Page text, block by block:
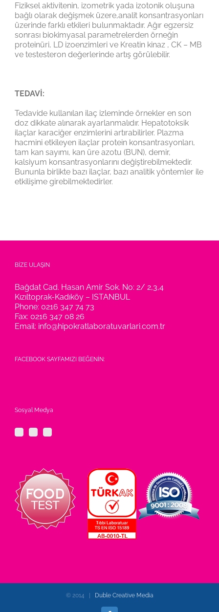
Fiziksel aktivitenin, izometrik yada izotonik oluşuna
bağlı olarak değişmek üzere,analit konsantrasyonları
üzerinde farklı etkileri bulunmaktadır. Ağır egzersiz
sonrası biokimyasal parametrelerden örneğin
proteinüri, LD izoenzimleri ve Kreatin kinaz , CK – MB
ve testesteron değerlerinde artış görülebilir.
TEDAVİ:
Tedavide kullanılan ilaç izleminde örnekler en son
doz dikkate alınarak ayarlanmalıdır. Hepatotoksik
ilaçlar karaciğer enzimlerini artırabilirler. Plazma
hacmini etkileyen ilaçlar protein konsantrasyonları,
tam kan sayımı, kan üre azotu (BUN), demir,
kalsiyum konsantrasyonlarını değiştirebilmektedir.
Bununla birlikte bazı ilaçlar, bazı analitik yöntemler ile
etkilişime girebilmektedirler.
BİZE ULAŞIN
Bağdat Cad. Hasan Amir Sok. No: 2/ 2,3,4
Kızıltoprak-Kadıköy – ISTANBUL
Phone: 0216 347 74 73
Fax: 0216 347 08 26
Email: info@hipokratlaboratuvarlari.com.tr
FACEBOOK SAYFAMIZI BEĞENİN:
Sosyal Medya
© 2014 | Duble Creative Media